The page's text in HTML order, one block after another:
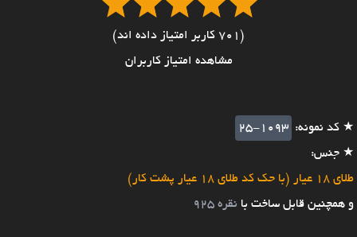
(701 کاربر امتیاز داده اند)
مشاهده امتیاز کاربران
★ کد نمونه: 25-1093
★ جنس:
طلای 18 عیار (با حک کد طلای 18 عیار پشت کار)
و همچنین قابل ساخت با نقره 925